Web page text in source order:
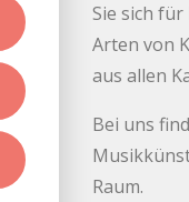
Sie sich für
Arten von
aus allen
Bei uns
Raum.